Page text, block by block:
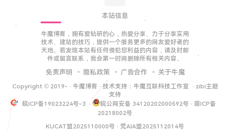
本站信息
牛魔博客，拥有爱钻研的心，热爱分享、力于分享实用
技术、建站的技巧，提供一个服务更多的网友爱好者的
天地。若发现本站有任何侵犯您利益的内容，请及时邮
件或留言联系，我会第一时间删除所有相关内容。
免责声明 隐私政策 广告合作 关于牛魔
Copyright © 2019- · 牛魔博客 · 技术支持： 牛魔互联科技工作室 · zibi主题
支持
皖ICP备19023224号-3 · 皖公网安备 34120202000592号 · 萌ICP备
20218002号
KUCAT盟2025110000号 · 梵AIA盟2025112014号